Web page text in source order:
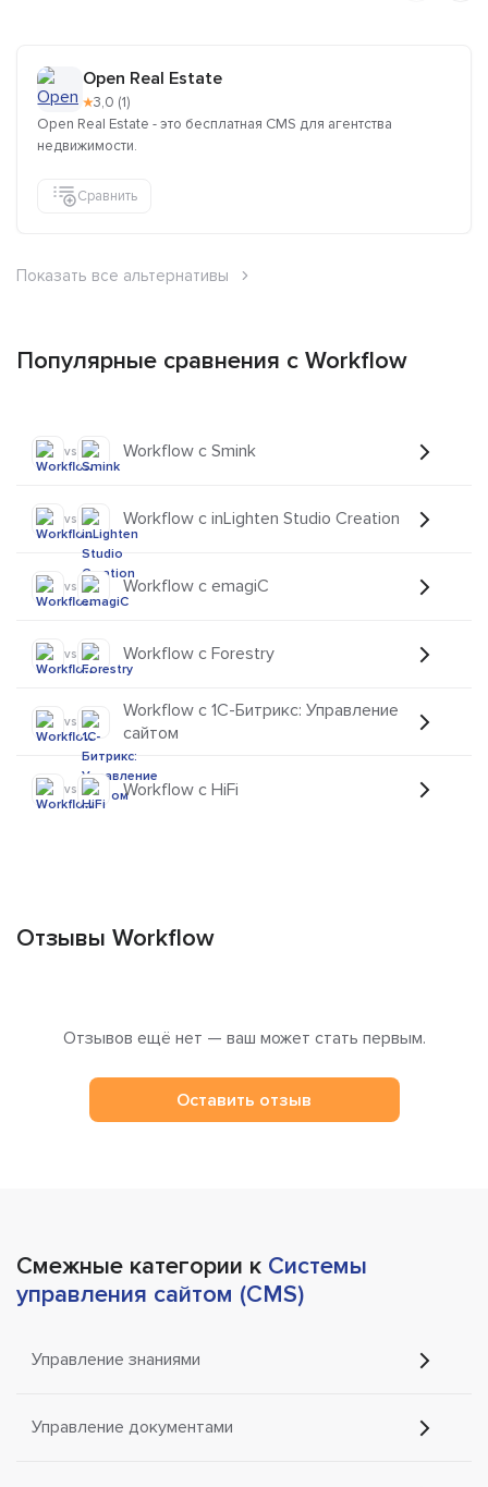
Open Real Estate
★3,0 (1)
Open Real Estate - это бесплатная CMS для агентства
недвижимости.
Сравнить
Показать все альтернативы
Популярные сравнения с Workflow
vs Workflow с Smink
vs Workflow с inLighten Studio Creation
vs Workflow с emagiC
vs Workflow с Forestry
vs
Workflow с 1С-Битрикс: Управление
сайтом
vs Workflow с HiFi
Отзывы Workflow
Отзывов ещё нет — ваш может стать первым.
Оставить отзыв
Смежные категории к Системы
управления сайтом (CMS)
Управление знаниями
Управление документами